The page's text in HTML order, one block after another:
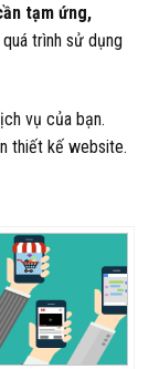
tạm ứng,
trình sử dụng
vụ của bạn.
thiết kế website.